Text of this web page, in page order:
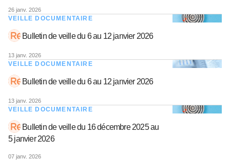
26 janv. 2026
VEILLE DOCUMENTAIRE
Bulletin de veille du 6 au 12 janvier 2026
13 janv. 2026
VEILLE DOCUMENTAIRE
Bulletin de veille du 6 au 12 janvier 2026
13 janv. 2026
VEILLE DOCUMENTAIRE
Bulletin de veille du 16 décembre 2025 au
5 janvier 2026
07 janv. 2026